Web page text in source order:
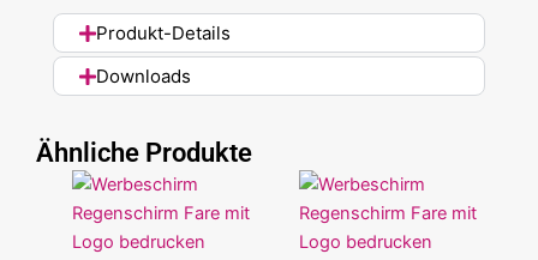
Produkt-Details
Downloads
Ähnliche Produkte